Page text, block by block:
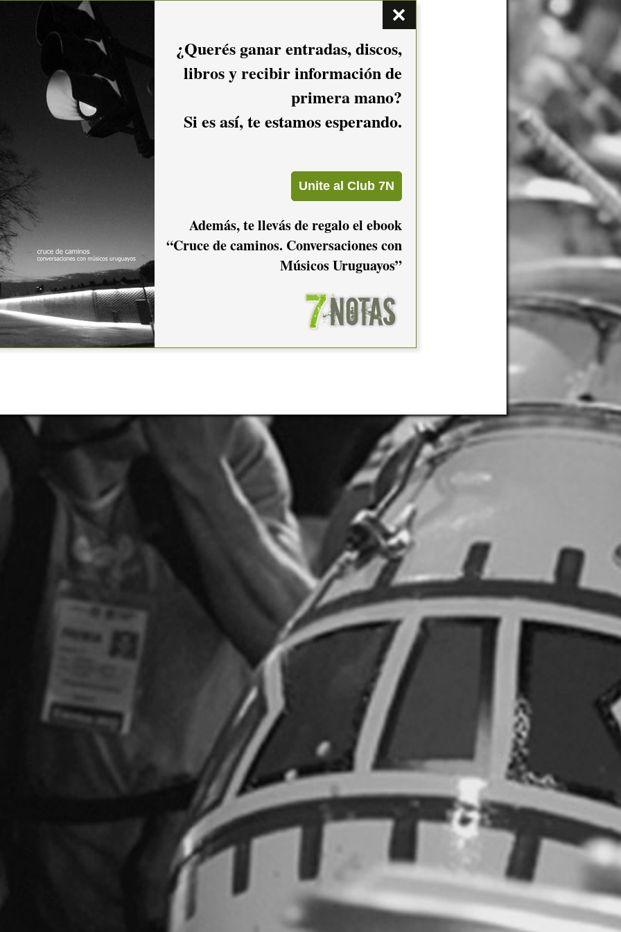
¿Querés ganar entradas, discos,
libros y recibir información de
primera mano?
Si es así, te estamos esperando.
Además, te llevás de regalo el ebook
“Cruce de caminos. Conversaciones con
Músicos Uruguayos”